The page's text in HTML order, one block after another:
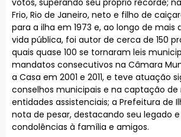
Frio, Rio de Janeiro, neto e filho de
para a ilha em 1973 e, ao longo de mais
vida pública, foi autor de cerca de 150
quais quase 100 se tornaram leis
mandatos consecutivos na Câmara
a Casa em 2001 e 2011, e teve atuação
conselhos municipais e na captação de
entidades assistenciais; a Prefeitura de
nota de pesar, destacando seu legado
condolências à família e amigos.